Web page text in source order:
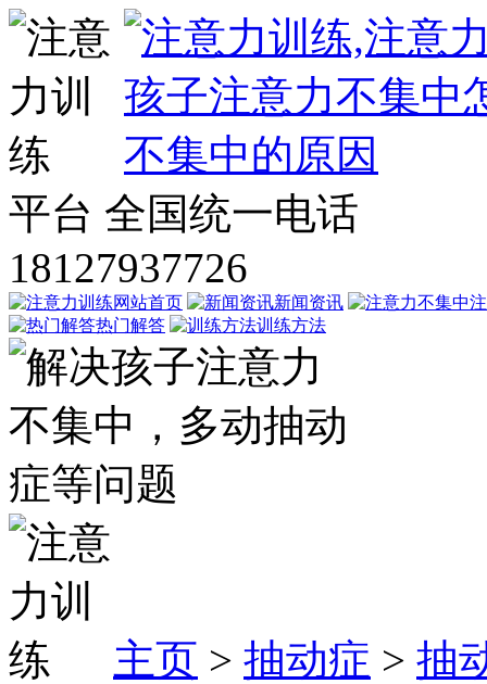
平台 全国统一电话
18127937726
网站首页 新闻资讯
热门解答
训练方法
主页 > 抽动症 > 抽